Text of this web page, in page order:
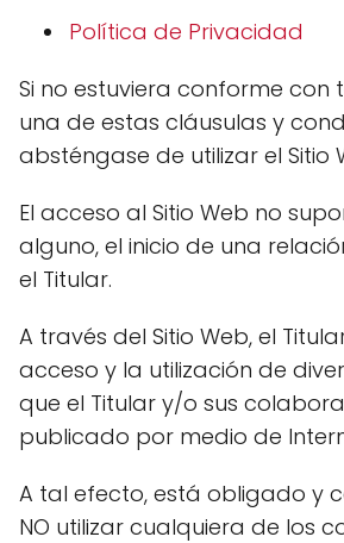
Política de Privacidad
Si no estuviera conforme con
una de estas cláusulas y
absténgase de utilizar el Sitio
El acceso al Sitio Web no
alguno, el inicio de una
el Titular.
A través del Sitio Web, el
acceso y la utilización de
que el Titular y/o sus
publicado por medio de
A tal efecto, está obligado y
NO utilizar cualquiera de los